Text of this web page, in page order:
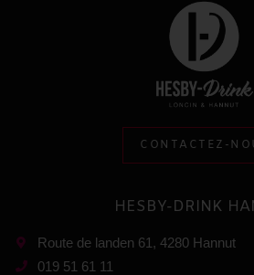
CONTACTEZ-
HESBY-DRINK
Route de landen 61, 4280 Hannut
019 51 61 11